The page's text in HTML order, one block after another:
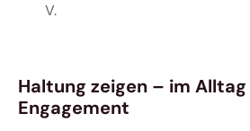
V.
Haltung zeigen – im
Engagement